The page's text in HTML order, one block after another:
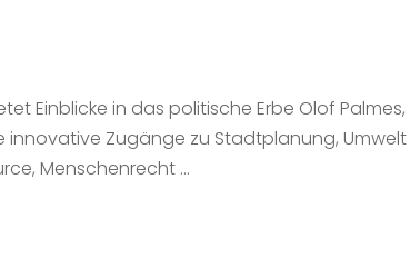
Einblicke in das politische Erbe Olof Palmes,
innovative Zugänge zu Stadtplanung, Umwelt
Menschenrecht …